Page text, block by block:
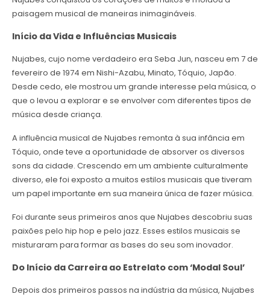
paisagem musical de maneiras inimagináveis.
Início da Vida e Influências Musicais
Nujabes, cujo nome verdadeiro era Seba Jun, nasceu em 7 de
fevereiro de 1974 em Nishi-Azabu, Minato, Tóquio, Japão.
Desde cedo, ele mostrou um grande interesse pela música, o
que o levou a explorar e se envolver com diferentes tipos de
música desde criança.
A influência musical de Nujabes remonta à sua infância em
Tóquio, onde teve a oportunidade de absorver os diversos
sons da cidade. Crescendo em um ambiente culturalmente
diverso, ele foi exposto a muitos estilos musicais que tiveram
um papel importante em sua maneira única de fazer música.
Foi durante seus primeiros anos que Nujabes descobriu suas
paixões pelo hip hop e pelo jazz. Esses estilos musicais se
misturaram para formar as bases do seu som inovador.
Do Início da Carreira ao Estrelato com ‘Modal Soul’
Depois dos primeiros passos na indústria da música, Nujabes